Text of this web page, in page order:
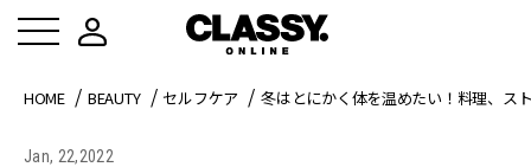
HOME BEAUTY セルフケア 冬はとにかく体を温めたい！料理、ス
Jan, 22,2022